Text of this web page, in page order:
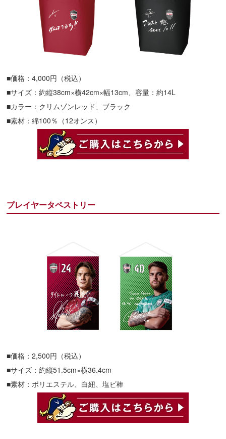
■価格：4,000円（税込）
■サイズ：約縦38cm×横42cm×幅13cm、容量：約14L
■カラー：クリムゾンレッド、ブラック
■素材：綿100％（12オンス）
プレイヤータペストリー
■価格：2,500円（税込）
■サイズ：約縦51.5cm×横36.4cm
■素材：ポリエステル、白紐、塩ビ棒